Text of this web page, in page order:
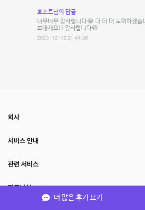
호스트님의 답글
너무너무 감사합니다😭 더 더 더 노력하겠
보내세요!! 감사합니다😆
2023-12-12 21:44:36
더 많은 후기 보기
회사
서비스 안내
관련 서비스
파트너쉽